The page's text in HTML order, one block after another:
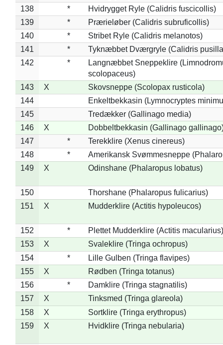
138
*
Hvidrygget Ryle (Calidris fuscicollis)
139
*
Prærieløber (Calidris subruficollis)
140
*
Stribet Ryle (Calidris melanotos)
141
*
Tyknæbbet Dværgryle (Calidris
142
*
Langnæbbet Sneppeklire
scolopaceus)
143
X
Skovsneppe (Scolopax rusticola)
144
Enkeltbekkasin (Lymnocryptes
145
Tredækker (Gallinago media)
146
X
Dobbeltbekkasin (Gallinago
147
*
Terekklire (Xenus cinereus)
148
*
Amerikansk Svømmesneppe
149
X Odinshane (Phalaropus lobatus)
150
Thorshane (Phalaropus fulicarius)
151
X Mudderklire (Actitis hypoleucos)
152 *
Plettet Mudderklire (Actitis macularius)
153
X
Svaleklire (Tringa ochropus)
154
*
Lille Gulben (Tringa flavipes)
155
X
Rødben (Tringa totanus)
156
*
Damklire (Tringa stagnatilis)
157
X
Tinksmed (Tringa glareola)
158
X
Sortklire (Tringa erythropus)
159
X Hvidklire (Tringa nebularia)